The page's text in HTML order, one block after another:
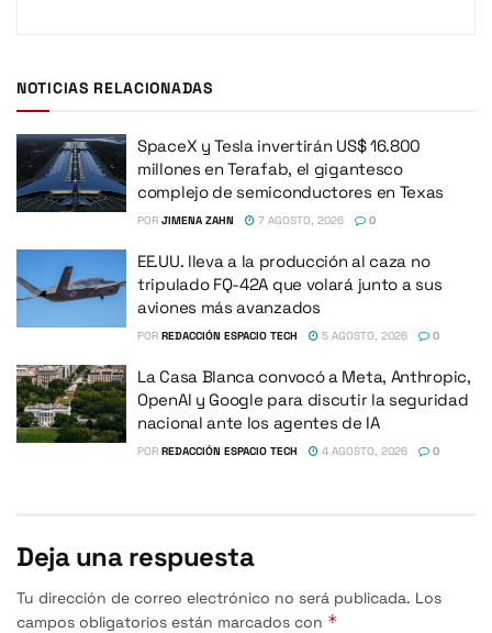
NOTICIAS RELACIONADAS
SpaceX y Tesla invertirán US$ 16.800
millones en Terafab, el gigantesco
complejo de semiconductores en Texas
POR JIMENA ZAHN 7 AGOSTO, 2026 0
EE.UU. lleva a la producción al caza no
tripulado FQ-42A que volará junto a sus
aviones más avanzados
POR REDACCIÓN ESPACIO TECH 5 AGOSTO, 2026 0
La Casa Blanca convocó a Meta, Anthropic,
OpenAI y Google para discutir la seguridad
nacional ante los agentes de IA
POR REDACCIÓN ESPACIO TECH 4 AGOSTO, 2026 0
Deja una respuesta
Tu dirección de correo electrónico no será publicada. Los
campos obligatorios están marcados con *